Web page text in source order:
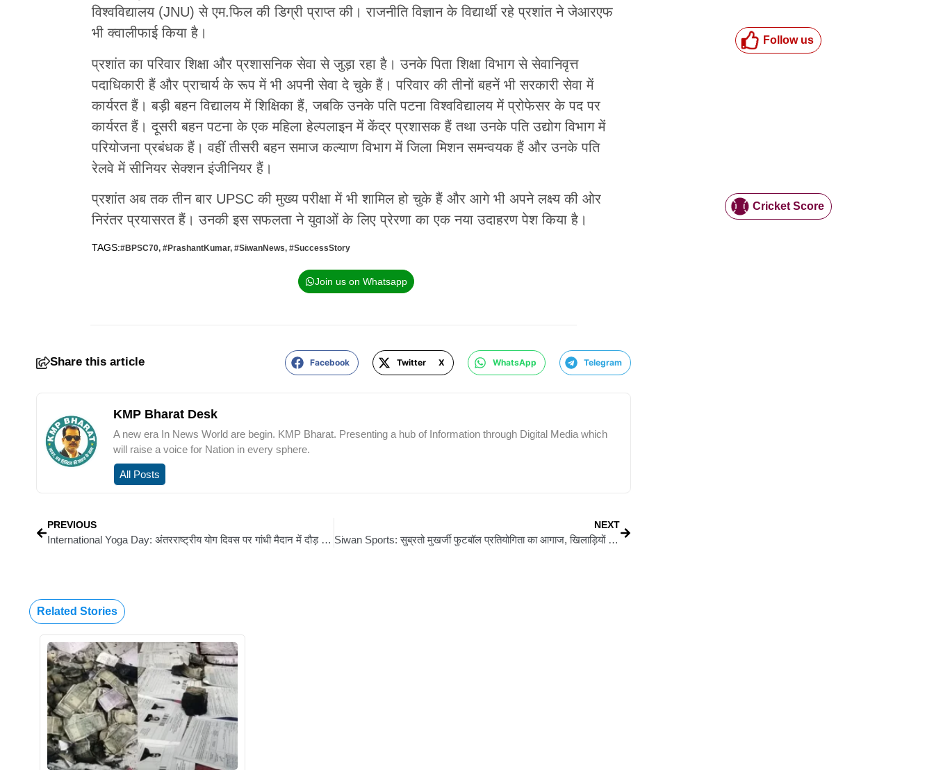
विश्वविद्यालय (JNU) से एम.फिल की डिग्री प्राप्त की। राजनीति विज्ञान के विद्यार्थी रहे प्रशांत ने जेआरएफ
भी क्वालीफाई किया है।
प्रशांत का परिवार शिक्षा और प्रशासनिक सेवा से जुड़ा रहा है। उनके पिता शिक्षा विभाग से सेवानिवृत्त
पदाधिकारी हैं और प्राचार्य के रूप में भी अपनी सेवा दे चुके हैं। परिवार की तीनों बहनें भी सरकारी सेवा में
कार्यरत हैं। बड़ी बहन विद्यालय में शिक्षिका हैं, जबकि उनके पति पटना विश्वविद्यालय में प्रोफेसर के पद पर
कार्यरत हैं। दूसरी बहन पटना के एक महिला हेल्पलाइन में केंद्र प्रशासक हैं तथा उनके पति उद्योग विभाग में
परियोजना प्रबंधक हैं। वहीं तीसरी बहन समाज कल्याण विभाग में जिला मिशन समन्वयक हैं और उनके पति
रेलवे में सीनियर सेक्शन इंजीनियर हैं।
प्रशांत अब तक तीन बार UPSC की मुख्य परीक्षा में भी शामिल हो चुके हैं और आगे भी अपने लक्ष्य की ओर
निरंतर प्रयासरत हैं। उनकी इस सफलता ने युवाओं के लिए प्रेरणा का एक नया उदाहरण पेश किया है।
TAGS:#BPSC70, #PrashantKumar, #SiwanNews, #SuccessStory
Join us on Whatsapp
Share this article Facebook Twitter X WhatsApp Telegram
KMP Bharat Desk
A new era In News World are begin. KMP Bharat. Presenting a hub of Information through Digital Media which
will raise a voice for Nation in every sphere.
All Posts
PREVIOUS
International Yoga Day: अंतरराष्ट्रीय योग दिवस पर गांधी मैदान में दौड़ प्रतियोगिता और योग शिविर का आयोजन, विजेताओं को किया गया सम्मानित
NEXT
Siwan Sports: सुब्रतो मुखर्जी फुटबॉल प्रतियोगिता का आगाज, खिलाड़ियों में दिखा उत्साह
Follow us
Cricket Score
Related Stories